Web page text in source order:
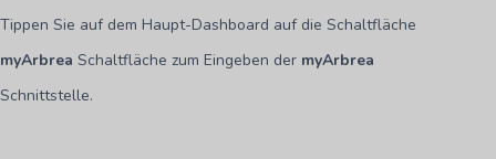
Tippen Sie auf dem Haupt-Dashboard auf die Schaltfläche
myArbreaSchaltfläche zum Eingeben der myArbrea
Schnittstelle.